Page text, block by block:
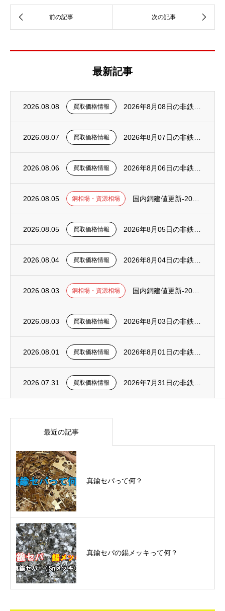
最新記事
2026.08.08 買取価格情報
2026.08.07 買取価格情報
2026.08.06 買取価格情報
2026.08.05 銅相場・資源相場
2026.08.05 買取価格情報
2026.08.04 買取価格情報
2026.08.03 銅相場・資源相場
2026.08.03 買取価格情報
2026.08.01 買取価格情報
2026.07.31 買取価格情報
最近の記事
真鍮セパって何？
真鍮セパの錫メッキって何？